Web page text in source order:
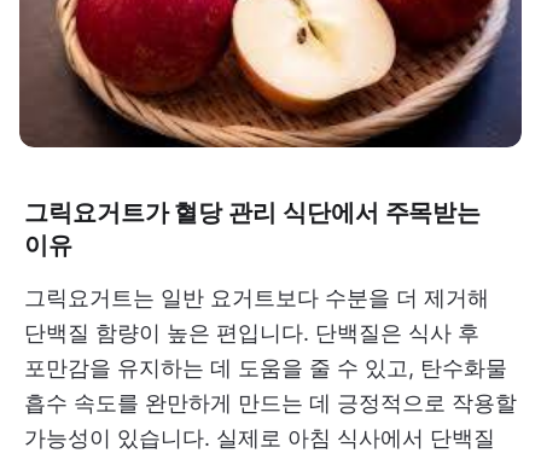
그릭요거트가 혈당 관리 식단에서 주목받는
이유
그릭요거트는 일반 요거트보다 수분을 더 제거해
단백질 함량이 높은 편입니다. 단백질은 식사 후
포만감을 유지하는 데 도움을 줄 수 있고, 탄수화물
흡수 속도를 완만하게 만드는 데 긍정적으로 작용할
가능성이 있습니다. 실제로 아침 식사에서 단백질